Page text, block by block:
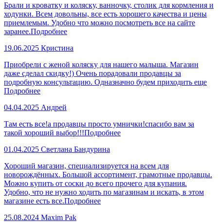
Брали и кроватку и коляску, ванночку, столик для кормления и
ходунки. Всем довольны, все есть хорошего качества и цены
приемлемым. Удобно что можно посмотреть все на сайте
заранее.Подробнее
19.06.2025 Кристина
Приобрели с женой коляску для нашего малыша. Магазин
даже сделал скидку!) Очень порадовали продавцы за
подробную консультацию. Одназначно будем приходить еще
Подробнее
04.04.2025 Андрей
Там есть все!а продавцы просто умнички!спасибо вам за
такой хороший выбор!!!Подробнее
01.04.2025 Светлана Бандурина
Хороший магазин, специализируется на всем для
новорождённых. Большой ассортимент, грамотные продавцы.
Можно купить от соски до всего прочего для купания.
Удобно, что не нужно ходить по магазинам и искать, в этом
магазине есть все.Подробнее
25.08.2024 Maxim Pak